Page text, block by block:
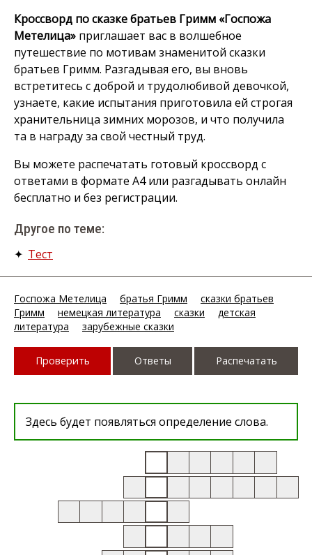
Кроссворд по сказке братьев Гримм «Госпожа
Метелица» приглашает вас в волшебное
путешествие по мотивам знаменитой сказки
братьев Гримм. Разгадывая его, вы вновь
встретитесь с доброй и трудолюбивой девочкой,
узнаете, какие испытания приготовила ей строгая
хранительница зимних морозов, и что получила
та в награду за свой честный труд.
Вы можете распечатать готовый кроссворд с
ответами в формате А4 или разгадывать онлайн
бесплатно и без регистрации.
Другое по теме:
✦ Тест
Госпожа Метелица братья Гримм
сказки братьев
Гримм
немецкая литература сказки
детская
литература
зарубежные сказки
Проверить Ответы Распечатать
Здесь будет появляться определение слова.